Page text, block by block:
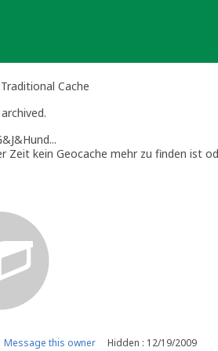
Cache
Zeit kein Geocache mehr zu finden ist
Geocaching.com
findet ihr in unserem
auf den Info-Seiten der
Message this owner Hidden : 12/19/2009